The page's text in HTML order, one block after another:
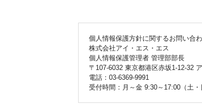
個人情報保護方針に関するお問い合
株式会社アイ・エス・エス
個人情報保護管理者 管理部部長
〒107-6032 東京都港区赤坂1-12-32
電話：03-6369-9991
受付時間：月～金 9:30～17:00（土・